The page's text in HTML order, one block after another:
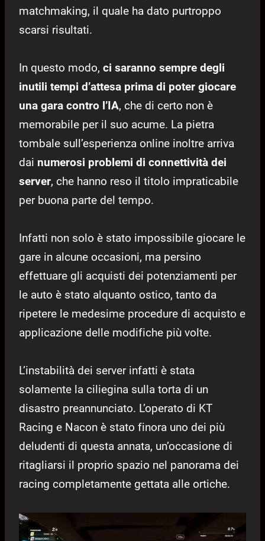
matchmaking, il quale ha dato purtroppo
scarsi risultati.
In questo modo, ci saranno sempre degli
inutili tempi d’attesa prima di poter giocare
una gara contro l’IA, che di certo non è
memorabile per il suo acume. La pietra
tombale sull’esperienza online inoltre arriva
dai numerosi problemi di connettività dei
server, che hanno reso il titolo impraticabile
per buona parte del tempo.
Infatti non solo è stato impossibile giocare le
gare in alcune occasioni, ma persino
effettuare gli acquisti dei potenziamenti per
le auto è stato alquanto ostico, tanto da
ripetere le medesime procedure di acquisto e
applicazione delle modifiche più volte.
L’instabilità dei server infatti è stata
solamente la ciliegina sulla torta di un
disastro preannunciato. L’operato di KT
Racing e Nacon è stato finora uno dei più
deludenti di questa annata, un’occasione di
ritagliarsi il proprio spazio nel panorama dei
racing completamente gettata alle ortiche.